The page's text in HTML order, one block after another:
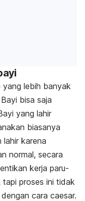
yang lebih banyak
bisa saja
yang lahir
biasanya
karena
normal, secara
kerja paru-
tapi proses ini tidak
cara caesar.